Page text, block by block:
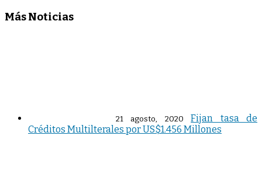
Más Noticias
21 agosto, 2020
Fijan tasa de
Créditos Multilterales por US$1.456 Millones